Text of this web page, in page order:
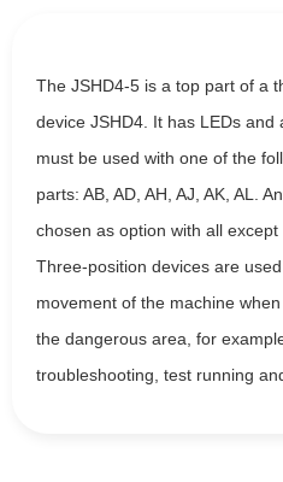
The JSHD4-5 is a top part of a
device JSHD4. It has LEDs and
must be used with one of the
parts: AB, AD, AH, AJ, AK, AL.
chosen as option with all except
Three-position devices are
movement of the machine
the dangerous area, for
troubleshooting, test running